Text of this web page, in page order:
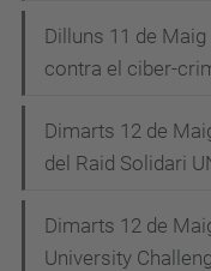
Dilluns 11 de
contra el ciber-
Dimarts 12 de
del Raid Solidari
Dimarts 12 de
University